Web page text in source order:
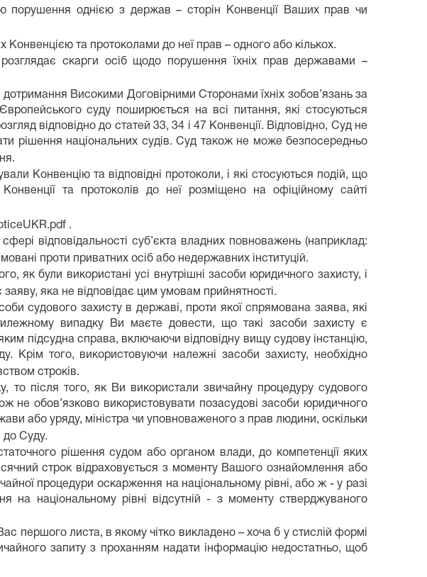
однією з держав – сторін Конвенції Ваших прав чи
та протоколами до неї прав – одного або кількох.
скарги осіб щодо порушення їхніх прав державами –
Високими Договірними Сторонами їхніх зобов’язань за
суду поширюється на всі питання, які стосуються
відповідно до статей 33, 34 і 47 Конвенції. Відповідно, Суд не
рішення національних судів. Суд також не може безпосередньо
Конвенцію та відповідні протоколи, і які стосуються подій, що
та протоколів до неї розміщено на офіційному сайті
.
відповідальності суб’єкта владних повноважень (наприклад:
проти приватних осіб або недержавних інституцій.
як були використані усі внутрішні засоби юридичного захисту, і
яка не відповідає цим умовам прийнятності.
судового захисту в державі, проти якої спрямована заява, які
випадку Ви маєте довести, що такі засоби захисту є
підсудна справа, включаючи відповідну вищу судову інстанцію,
того, використовуючи належні засоби захисту, необхідно
строків.
після того, як Ви використали звичайну процедуру судового
не обов’язково використовувати позасудові засоби юридичного
або уряду, міністра чи уповноваженого з прав людини, оскільки
до Суду.
рішення судом або органом влади, до компетенції яких
строк відраховується з моменту Вашого ознайомлення або
процедури оскарження на національному рівні, або ж - у разі
національному рівні відсутній - з моменту стверджуваного
першого листа, в якому чітко викладено – хоча б у стислій формі
запиту з проханням надати інформацію недостатньо, щоб